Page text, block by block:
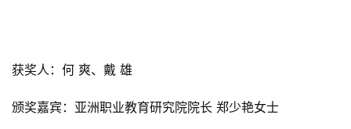
获奖人：何 爽、戴 雄
颁奖嘉宾：亚洲职业教育研究院院长 郑少艳女士